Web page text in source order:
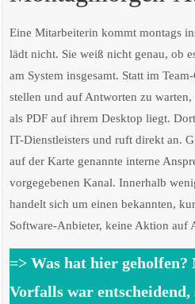
Eine Mitarbeiterin kommt montags
lädt nicht. Sie weiß nicht genau, ob
am System insgesamt. Statt im
stellen und auf Antworten zu
als PDF auf ihrem Desktop liegt.
IT-Dienstleisters und ruft direkt an.
auf der Karte genannte interne
vorgegebenen Kanal. Innerhalb
handelt sich um einen bekannten,
Software-Anbieter, keine Aktion auf
=> Was hat hier geholfen?
Vorfalls war entscheidend,